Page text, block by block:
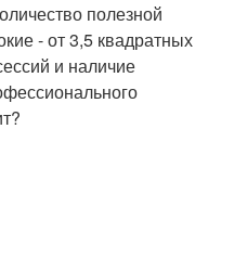
полезной
- от 3,5 квадратных
и наличие